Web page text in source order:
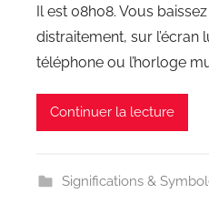
Il est 08h08. Vous
distraitement, sur l’écran
téléphone ou l’horloge
Continuer la lecture
Significations &